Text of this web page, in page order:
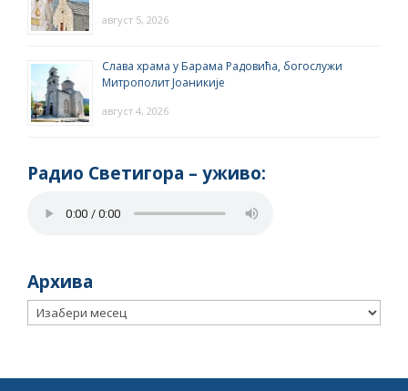
август 5, 2026
Слава храма у Барама Радовића, богослужи
Митрополит Јоаникије
август 4, 2026
Радио Светигора – yживо:
Архива
Архива